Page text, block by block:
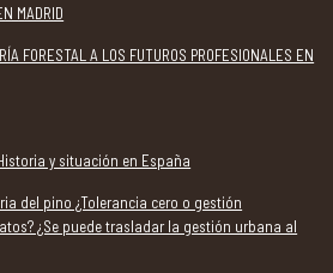
MADRID
FORESTAL A LOS FUTUROS PROFESIONALES EN
y situación en España
del pino ¿Tolerancia cero o gestión
¿Se puede trasladar la gestión urbana al